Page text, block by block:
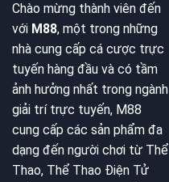
Chào mừng thành viên đến
với M88, một trong những
nhà cung cấp cá cược trực
tuyến hàng đầu và có tầm
ảnh hưởng nhất trong ngành
giải trí trực tuyến, M88
cung cấp các sản phẩm đa
dạng đến người chơi từ Thể
Thao, Thể Thao Điện Tử